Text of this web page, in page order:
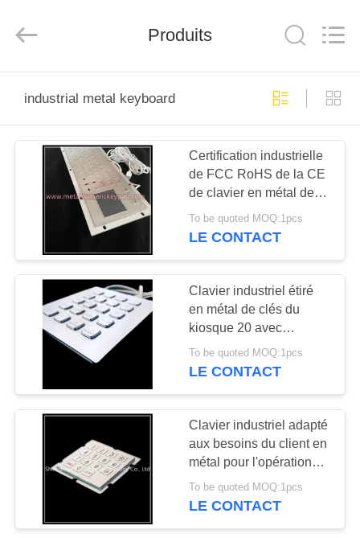
PRODUITS
NOUS
VISITE
D'USINE
CONTRÔLE
DE
QUALITÉ
CONTACTEZ-
NOUS
Rights
by
Produits
industrial metal keyboard
Certification industrielle
de FCC RoHS de la CE
de clavier en métal de
l'acier inoxydable 304
To be quoted MOQ:1pcs
LE CONTACT
Clavier industriel étiré
en métal de clés du
kiosque 20 avec
l'interface d'USB
To be quoted MOQ:1pcs
LE CONTACT
Clavier industriel adapté
aux besoins du client en
métal pour l'opération
d'équipement d'appareil
de teinture
To be quoted MOQ:1pcs
LE CONTACT